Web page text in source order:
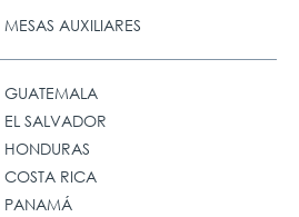
MESAS AUXILIARES
GUATEMALA
EL SALVADOR
HONDURAS
COSTA RICA
PANAMÁ